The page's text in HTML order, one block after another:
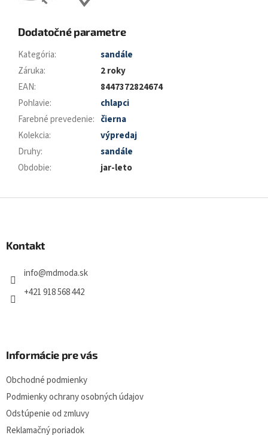
Dodatočné parametre
Kategória:
sandále
Záruka:
2 roky
EAN:
8447372824674
Pohlavie:
chlapci
Farebné prevedenie: čierna
Kolekcia:
výpredaj
Druhy:
sandále
Obdobie: jar-leto
Kontakt
info@mdmoda.sk
+421 918 568 442
Informácie pre vás
Obchodné podmienky
Podmienky ochrany osobných údajov
Odstúpenie od zmluvy
Reklamačný poriadok